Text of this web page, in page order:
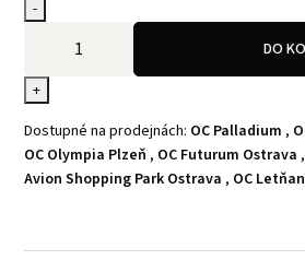
-
+
DO
Dostupné na prodejnách: OC Palladium ,
OC Olympia Plzeň , OC Futurum Ostrava ,
Avion Shopping Park Ostrava , OC